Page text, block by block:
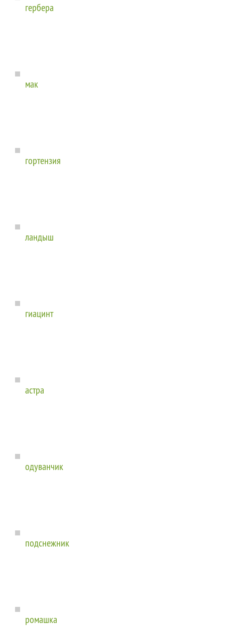
гербера
мак
гортензия
ландыш
гиацинт
астра
одуванчик
подснежник
ромашка